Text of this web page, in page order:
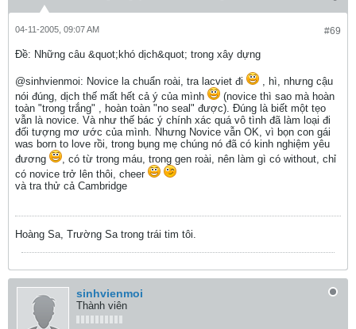
#69
04-11-2005, 09:07 AM
Ðề: Những câu &quot;khó dịch&quot; trong xây dựng
@sinhvienmoi: Novice la chuẩn roài, tra lacviet đi
, hì, nhưng cậu
nói đúng, dịch thế mất hết cả ý của mình
(novice thì sao mà hoàn
toàn "trong trắng" , hoàn toàn "no seal" được). Đúng là biết một tẹo
vẫn là novice. Và như thế bác ý chính xác quá vô tình đã làm loại đi
đối tượng mơ ước của mình. Nhưng Novice vẫn OK, vì bọn con gái
was born to love rồi, trong bụng mẹ chúng nó đã có kinh nghiệm yêu
đương
, có từ trong máu, trong gen roài, nên làm gì có without, chỉ
có novice trở lên thôi, cheer
và tra thử cả Cambridge
Hoàng Sa, Trường Sa trong trái tim tôi.
sinhvienmoi
Thành viên